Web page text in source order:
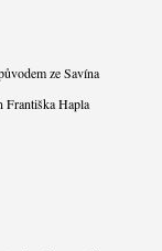
ze Savína
Františka Hapla